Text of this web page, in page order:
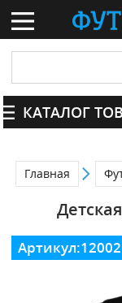
КАТАЛОГ
Главная
Артикул:12002